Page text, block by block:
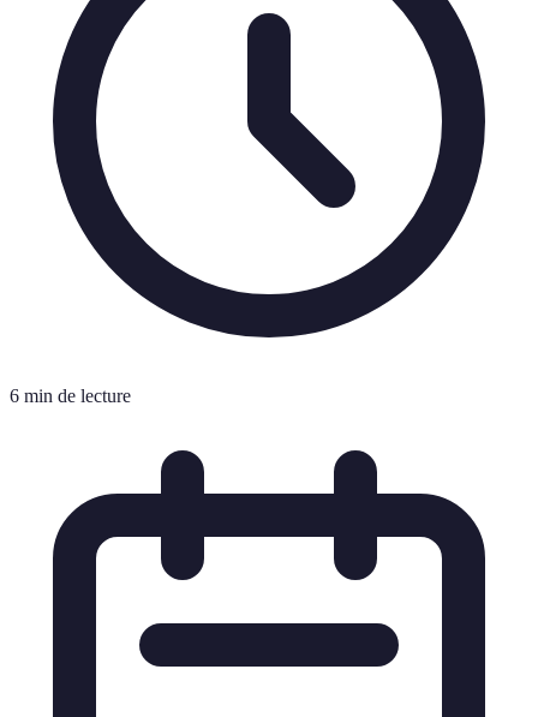
6 min de lecture